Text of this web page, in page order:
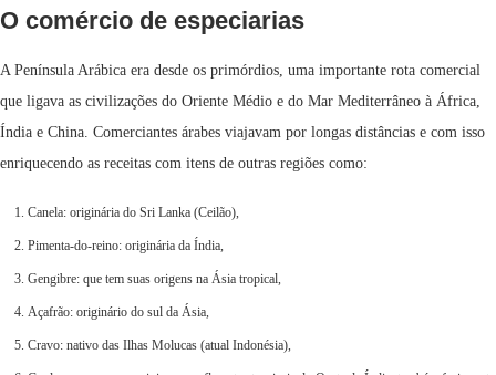
O comércio de especiarias
A Península Arábica era desde os primórdios, uma importante rota comercial
que ligava as civilizações do Oriente Médio e do Mar Mediterrâneo à África,
Índia e China. Comerciantes árabes viajavam por longas distâncias e com isso
enriquecendo as receitas com itens de outras regiões como:
Canela: originária do Sri Lanka (Ceilão),
Pimenta-do-reino: originária da Índia,
Gengibre: que tem suas origens na Ásia tropical,
Açafrão: originário do sul da Ásia,
Cravo: nativo das Ilhas Molucas (atual Indonésia),